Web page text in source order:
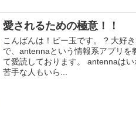
愛されるための極意！！
こんばんは！ビー玉です。 ? 大好
で、antennaという情報系アプリを
て愛読しております。 antennaは
苦手な人もいら...